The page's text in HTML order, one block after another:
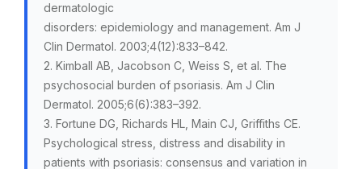
dermatologic
disorders: epidemiology and management. Am J
Clin Dermatol. 2003;4(12):833–842.
2. Kimball AB, Jacobson C, Weiss S, et al. The
psychosocial burden of psoriasis. Am J Clin
Dermatol. 2005;6(6):383–392.
3. Fortune DG, Richards HL, Main CJ, Griffiths CE.
Psychological stress, distress and disability in
patients with psoriasis: consensus and variation in